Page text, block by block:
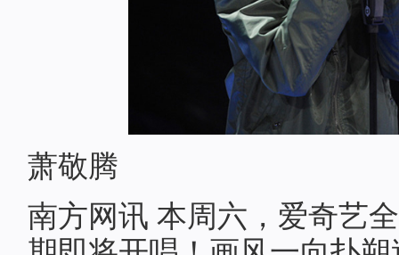
萧敬腾
南方网讯 本周六，爱奇艺